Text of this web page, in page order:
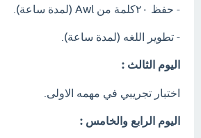
- حفظ ٢٠كلمة من Awl (لمدة ساعة).
- تطوير اللغه (لمدة ساعة).
اليوم الثالث :
اختبار تجريبي في مهمه الاولى.
اليوم الرابع والخامس :